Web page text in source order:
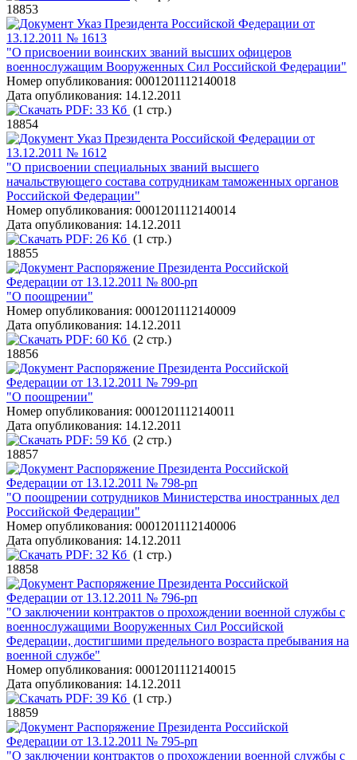
18853
Указ Президента Российской Федерации от
13.12.2011 № 1613
"О присвоении воинских званий высших офицеров
военнослужащим Вооруженных Сил Российской Федерации"
Номер опубликования: 0001201112140018
Дата опубликования: 14.12.2011
PDF: 33 Кб (1 стр.)
18854
Указ Президента Российской Федерации от
13.12.2011 № 1612
"О присвоении специальных званий высшего
начальствующего состава сотрудникам таможенных органов
Российской Федерации"
Номер опубликования: 0001201112140014
Дата опубликования: 14.12.2011
PDF: 26 Кб (1 стр.)
18855
Распоряжение Президента Российской
Федерации от 13.12.2011 № 800-рп
"О поощрении"
Номер опубликования: 0001201112140009
Дата опубликования: 14.12.2011
PDF: 60 Кб (2 стр.)
18856
Распоряжение Президента Российской
Федерации от 13.12.2011 № 799-рп
"О поощрении"
Номер опубликования: 0001201112140011
Дата опубликования: 14.12.2011
PDF: 59 Кб (2 стр.)
18857
Распоряжение Президента Российской
Федерации от 13.12.2011 № 798-рп
"О поощрении сотрудников Министерства иностранных дел
Российской Федерации"
Номер опубликования: 0001201112140006
Дата опубликования: 14.12.2011
PDF: 32 Кб (1 стр.)
18858
Распоряжение Президента Российской
Федерации от 13.12.2011 № 796-рп
"О заключении контрактов о прохождении военной службы с
военнослужащими Вооруженных Сил Российской
Федерации, достигшими предельного возраста пребывания на
военной службе"
Номер опубликования: 0001201112140015
Дата опубликования: 14.12.2011
PDF: 39 Кб (1 стр.)
18859
Распоряжение Президента Российской
Федерации от 13.12.2011 № 795-рп
"О заключении контрактов о прохождении военной службы с